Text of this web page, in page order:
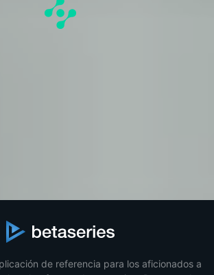
de referencia para los aficionados a